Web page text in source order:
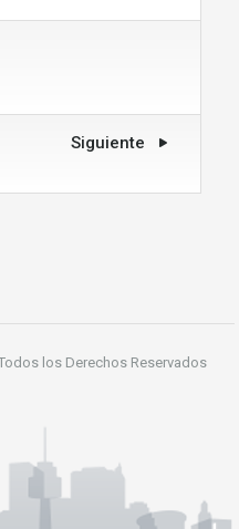
Siguiente
los Derechos Reservados